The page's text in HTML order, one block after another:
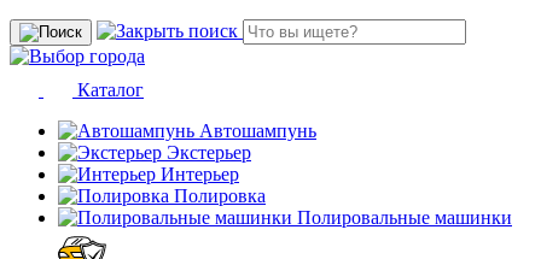
Каталог
Автошампунь
Экстерьер
Интерьер
Полировка
Полировальные машинки